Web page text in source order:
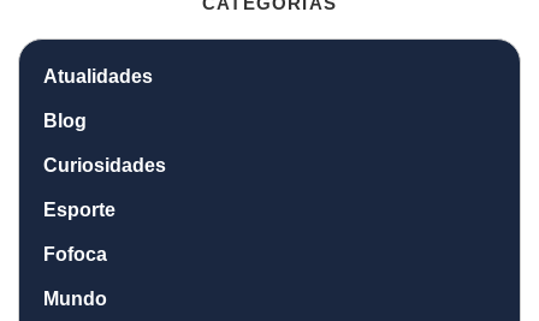
Atualidades
Blog
Curiosidades
Esporte
Fofoca
Mundo